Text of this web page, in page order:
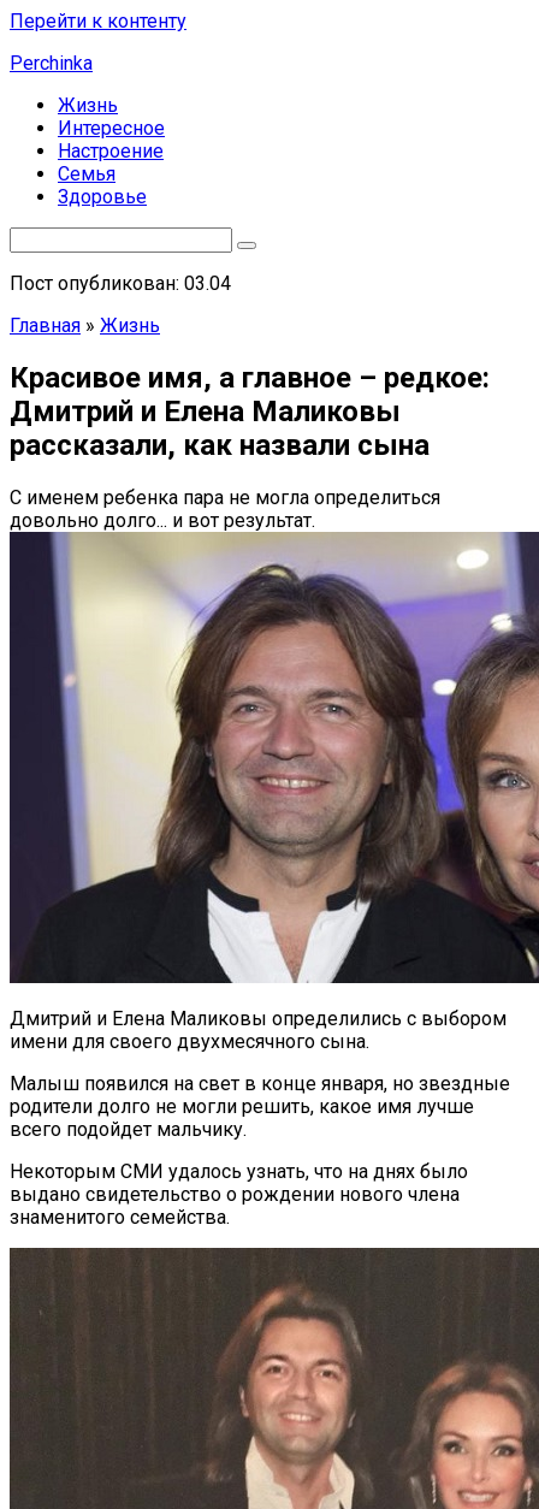
Перейти к контенту
Perchinka
Жизнь
Интересное
Настроение
Семья
Здоровье
Пост опубликован: 03.04
Главная » Жизнь
Красивое имя, а главное – редкое:
Дмитрий и Елена Маликовы
рассказали, как назвали сына
С именем ребенка пара не могла определиться
довольно долго... и вот результат.
Дмитрий и Елена Маликовы определились с выбором
имени для своего двухмесячного сына.
Малыш появился на свет в конце января, но звездные
родители долго не могли решить, какое имя лучше
всего подойдет мальчику.
Некоторым СМИ удалось узнать, что на днях было
выдано свидетельство о рождении нового члена
знаменитого семейства.